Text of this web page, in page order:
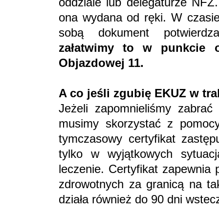
ona wydana od ręki. W
sobą dokument
załatwimy to w punkcie
Objazdowej 11.
A co jeśli zgubię EKUZ w
Jeżeli zapomnieliśmy
musimy skorzystać z
tymczasowy certyfikat
tylko w wyjątkowych
leczenie. Certyfikat zapewnia
zdrowotnych za granicą na
działa również do 90 dni